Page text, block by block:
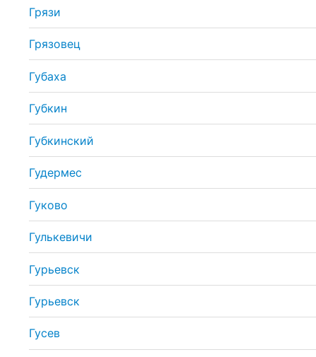
Грязи
Грязовец
Губаха
Губкин
Губкинский
Гудермес
Гуково
Гулькевичи
Гурьевск
Гурьевск
Гусев